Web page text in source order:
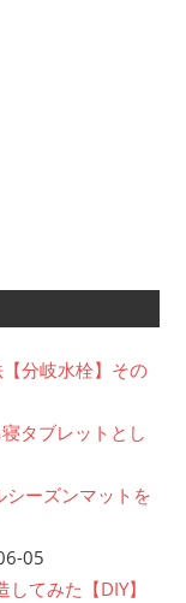
【分岐水栓】その
タブレットとし
シーズンマットを
05
てみた【DIY】